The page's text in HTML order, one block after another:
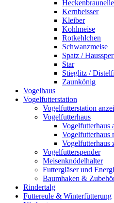
Heckenbraunelle
Kernbeisser
Kleiber
Kohlmeise
Rotkehlchen
Schwanzmeise
Spatz /
Star
Stieglitz /
Zaunkönig
Vogelhaus
Vogelfutterstation
Vogelfutterstation
Vogelfutterhaus
Vogelfutterhaus
Vogelfutterhaus
Vogelfutterhaus
Vogelfutterspender
Meisenknödelhalter
Futtergläser und
Baumhaken &
Rindertalg
Futtereule & Winterfütterung